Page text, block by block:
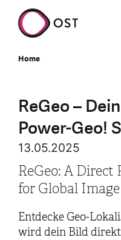
Home
ReGeo –
Power-Geo!
13.05.2025
ReGeo: A Direct
for Global
Entdecke Geo-
wird dein Bild